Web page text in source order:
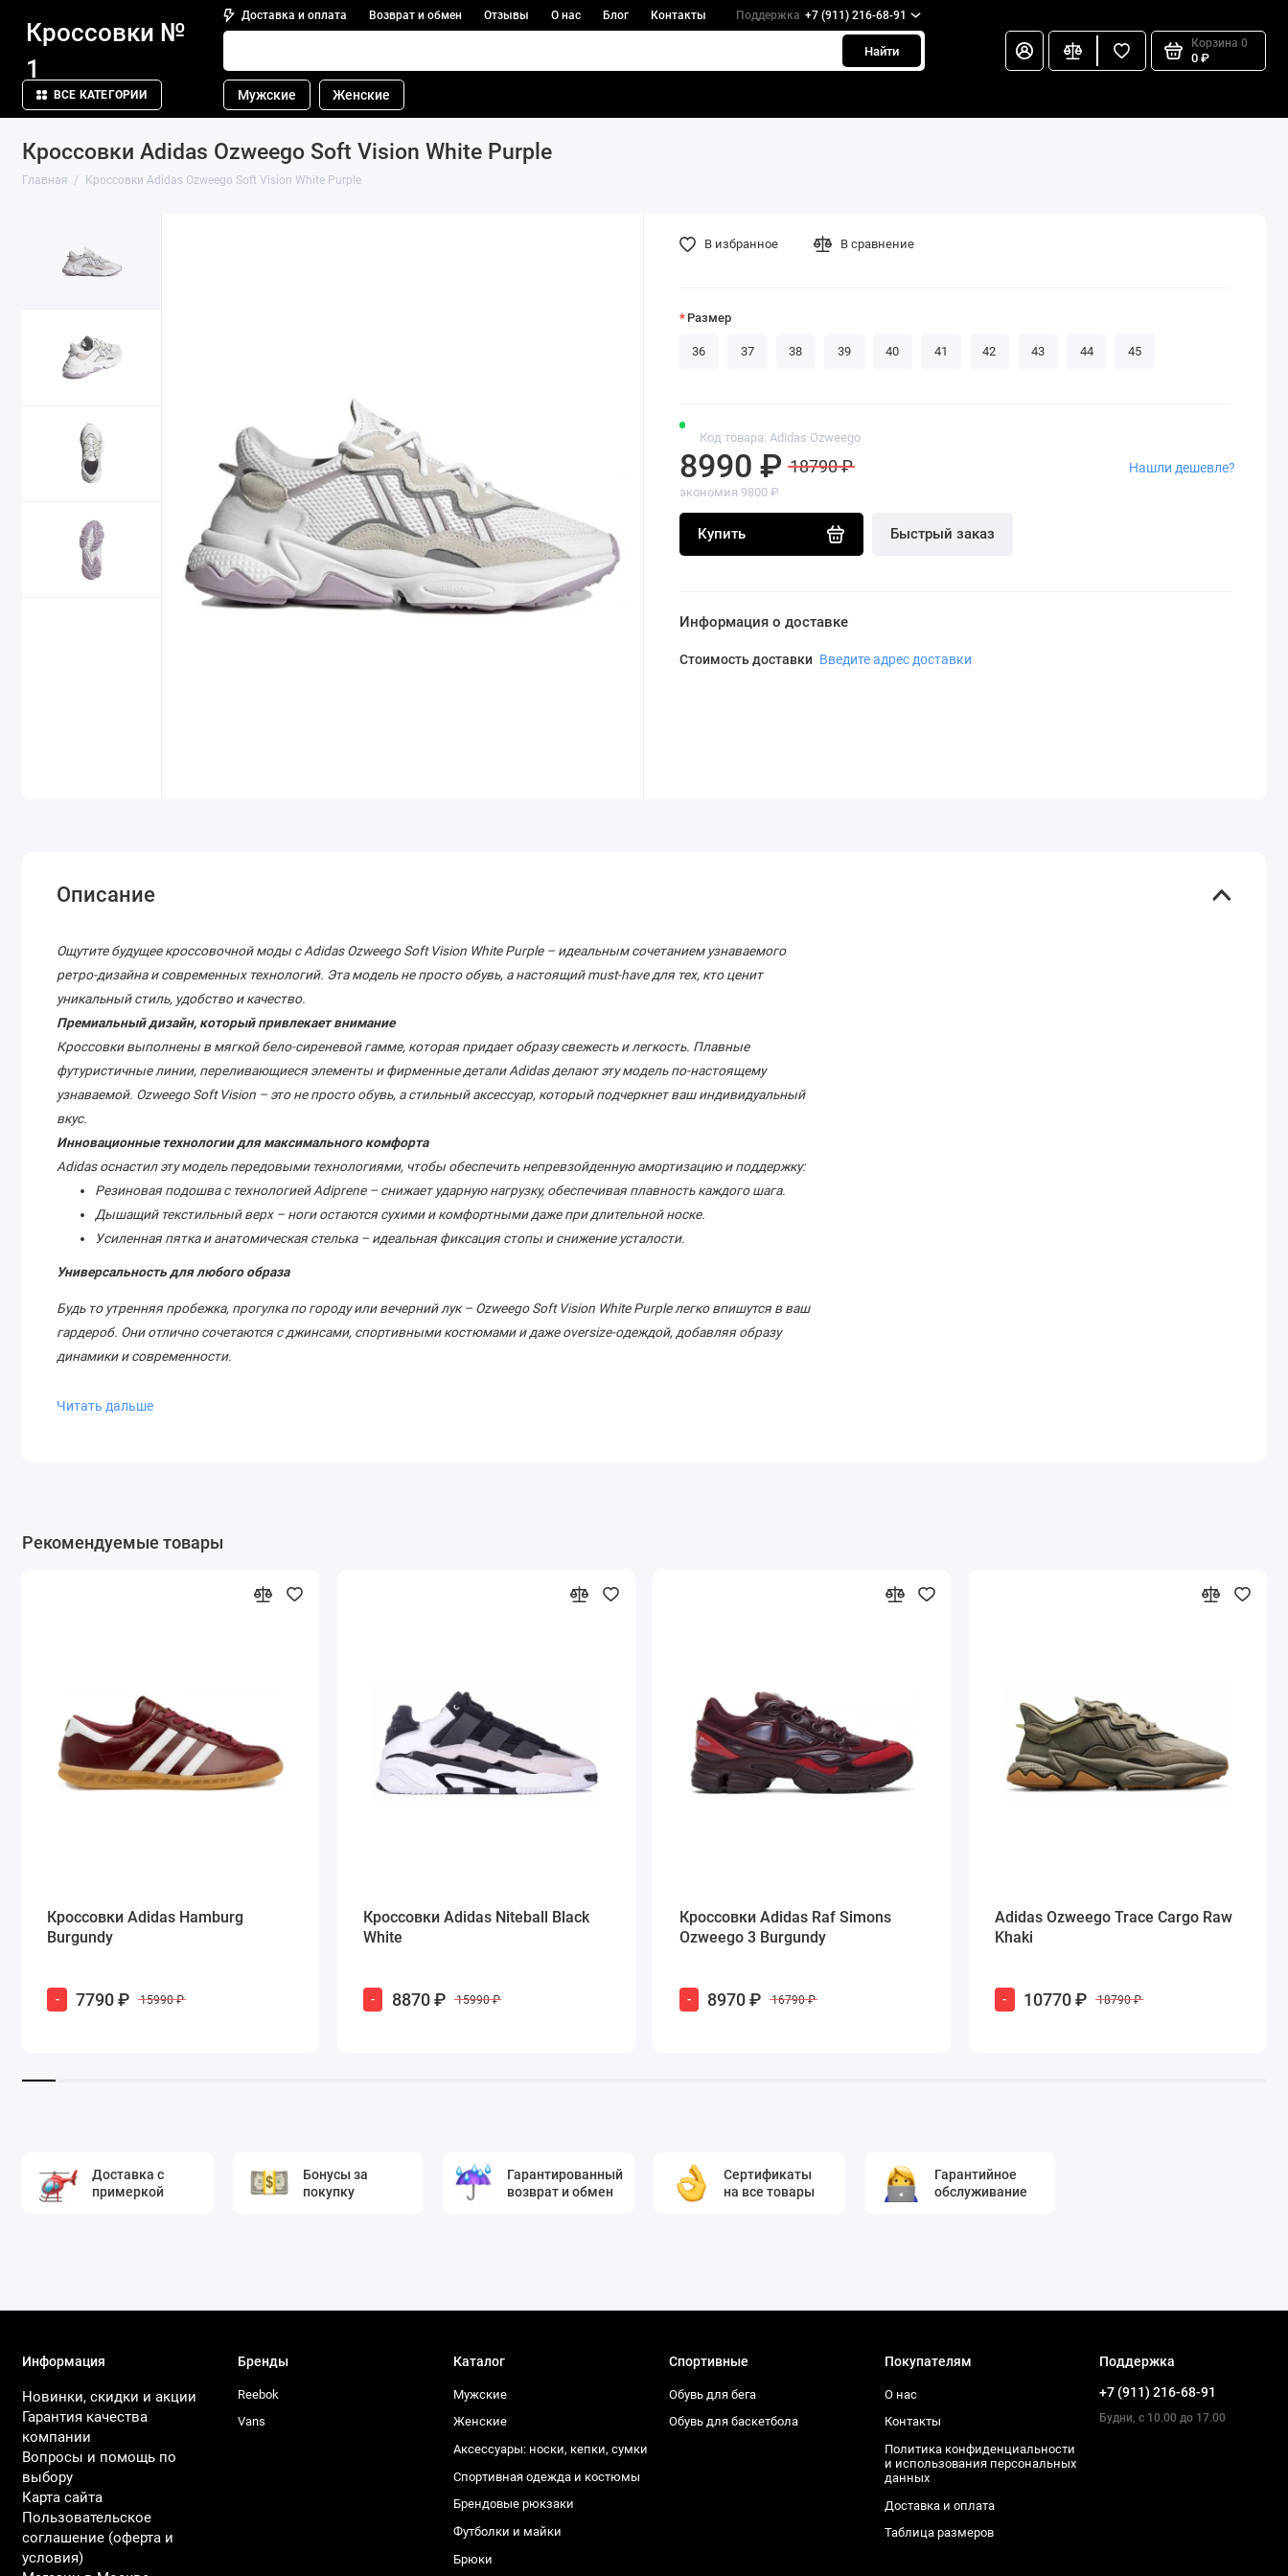
Доставка и оплата Возврат и обмен Отзывы О нас Блог Контакты Поддержка +7 (911) 216-68-91
Кроссовки №
1
Найти
Корзина 0
0 ₽
ВСЕ КАТЕГОРИИ Мужские Женские
Кроссовки Adidas Ozweego Soft Vision White Purple
Главная Кроссовки Adidas Ozweego Soft Vision White Purple
Код товара: Adidas Ozweego
8990 ₽ 18790 ₽
экономия 9800 ₽
Купить Быстрый заказ
Нашли дешевле?
В избранное В сравнение
Размер
36 37 38 39 40 41 42 43 44 45
Информация о доставке
Стоимость доставки Введите адрес доставки
Описание
Ощутите будущее кроссовочной моды с Adidas Ozweego Soft Vision White Purple – идеальным сочетанием узнаваемого
ретро-дизайна и современных технологий. Эта модель не просто обувь, а настоящий must-have для тех, кто ценит
уникальный стиль, удобство и качество.
Премиальный дизайн, который привлекает внимание
Кроссовки выполнены в мягкой бело-сиреневой гамме, которая придает образу свежесть и легкость. Плавные
футуристичные линии, переливающиеся элементы и фирменные детали Adidas делают эту модель по-настоящему
узнаваемой. Ozweego Soft Vision – это не просто обувь, а стильный аксессуар, который подчеркнет ваш индивидуальный
вкус.
Инновационные технологии для максимального комфорта
Adidas оснастил эту модель передовыми технологиями, чтобы обеспечить непревзойденную амортизацию и поддержку:
Резиновая подошва с технологией Adiprene – снижает ударную нагрузку, обеспечивая плавность каждого шага.
Дышащий текстильный верх – ноги остаются сухими и комфортными даже при длительной носке.
Усиленная пятка и анатомическая стелька – идеальная фиксация стопы и снижение усталости.
Универсальность для любого образа
Будь то утренняя пробежка, прогулка по городу или вечерний лук – Ozweego Soft Vision White Purple легко впишутся в ваш
гардероб. Они отлично сочетаются с джинсами, спортивными костюмами и даже oversize-одеждой, добавляя образу
динамики и современности.
Эксклюзивный дизайн – выделяйтесь из толпы с модной расцветкой.
и шагайте в ногу с модой в максимальном комфорте!
Читать дальше
Рекомендуемые товары
Кроссовки Adidas Hamburg
Burgundy
- 7790 ₽ 15990 ₽
Кроссовки Adidas Niteball Black
White
- 8870 ₽ 15990 ₽
Кроссовки Adidas Raf Simons
Ozweego 3 Burgundy
- 8970 ₽ 16790 ₽
Adidas Ozweego Trace Cargo Raw
Khaki
- 10770 ₽ 18790 ₽
Доставка с
примеркой
Бонусы за
покупку
Гарантированный
возврат и обмен
Сертификаты
на все товары
Гарантийное
обслуживание
Информация
Новинки, скидки и акции
Гарантия качества
компании
Вопросы и помощь по
выбору
Карта сайта
Пользовательское
соглашение (оферта и
условия)
Бренды
Reebok
Vans
Каталог
Мужские
Женские
Аксессуары: носки, кепки, сумки
Спортивная одежда и костюмы
Брендовые рюкзаки
Футболки и майки
Брюки
Спортивные
Обувь для бега
Обувь для баскетбола
Покупателям
О нас
Контакты
Политика конфиденциальности
и использования персональных
данных
Доставка и оплата
Таблица размеров
Поддержка
+7 (911) 216-68-91
Будни, с 10.00 до 17.00